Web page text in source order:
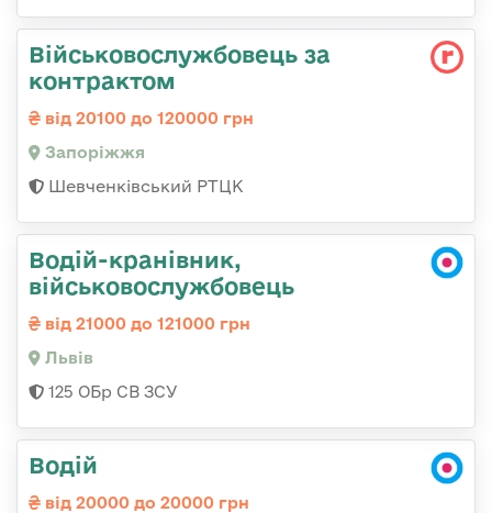
Військовослужбовець за
контрактом
від 20100 до 120000 грн
Запоріжжя
Шевченківський РТЦК
Водій-кранівник,
військовослужбовець
від 21000 до 121000 грн
Львів
125 ОБр СВ ЗСУ
Водій
від 20000 до 20000 грн